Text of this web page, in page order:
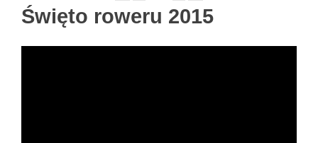
Święto roweru 2015